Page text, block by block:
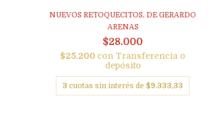
NUEVOS RETOQUECITOS, DE GERARDO
ARENAS
$28.000
$25.200 con Transferencia o
depósito
3 cuotas sin interés de $9.333,33